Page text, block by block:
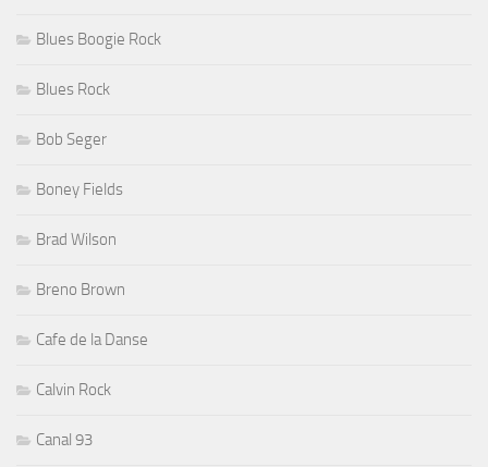
Blues Boogie Rock
Blues Rock
Bob Seger
Boney Fields
Brad Wilson
Breno Brown
Cafe de la Danse
Calvin Rock
Canal 93